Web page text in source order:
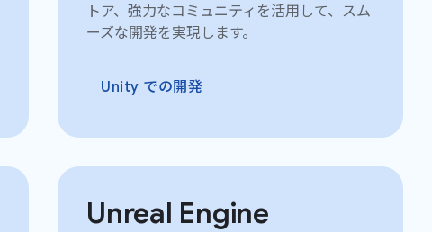
トア、強力なコミュニティを活用して、スム
ーズな開発を実現します。
Unity での開発
Unreal Engine